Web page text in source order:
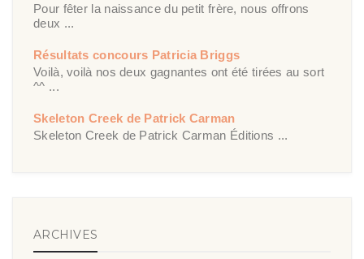
Pour fêter la naissance du petit frère, nous offrons
deux ...
Résultats concours Patricia Briggs
Voilà, voilà nos deux gagnantes ont été tirées au sort
^^ ...
Skeleton Creek de Patrick Carman
Skeleton Creek de Patrick Carman Éditions ...
ARCHIVES